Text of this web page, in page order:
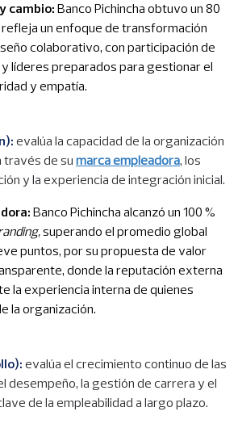
cambio: Banco Pichincha obtuvo un 80
refleja un enfoque de transformación
colaborativo, con participación de
líderes preparados para gestionar el
y empatía.
evalúa la capacidad de la organización
través de su marca empleadora, los
y la experiencia de integración inicial.
Banco Pichincha alcanzó un 100 %
superando el promedio global
puntos, por su propuesta de valor
donde la reputación externa
la experiencia interna de quienes
la organización.
evalúa el crecimiento continuo de las
desempeño, la gestión de carrera y el
de la empleabilidad a largo plazo.